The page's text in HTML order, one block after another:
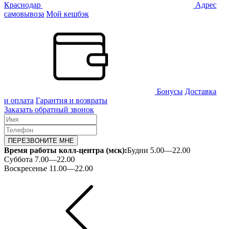
Краснодар
Адрес
самовывоза Мой кешбэк
Бонусы Доставка
и оплата Гарантия и возвраты
Заказать обратный звонок
ПЕРЕЗВОНИТЕ МНЕ
Время работы колл-центра (мск):Будни 5.00—22.00
Суббота 7.00—22.00
Воскресенье 11.00—22.00